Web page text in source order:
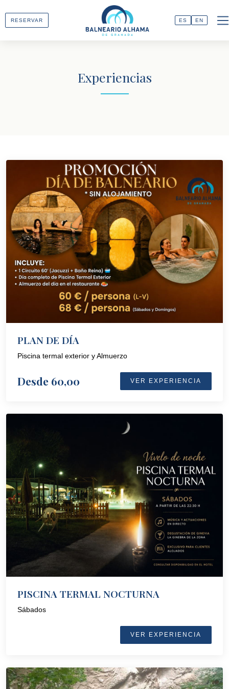
RESERVAR ES EN
Experiencias
PLAN DE DÍA
Piscina termal exterior y Almuerzo
Desde 60,00 VER EXPERIENCIA
PISCINA TERMAL NOCTURNA
Sábados
VER EXPERIENCIA